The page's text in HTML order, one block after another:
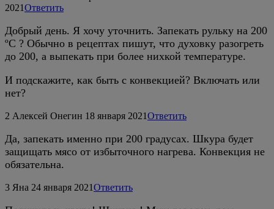
2021Ответить
Добрый день. Я хочу уточнить. Запекать рульку на 200
ºС ? Обычно в рецептах пишут, что духовку разогреть
до 200, а выпекать при более нихкой температуре.
И подскажите, как быть с конвекцией? Включать или
нет?
2 Алексей Онегин 18 января 2021Ответить
Да, запекать именно при 200 градусах. Шкура будет
защищать мясо от избыточного нагрева. Конвекция не
обязательна.
3 Яна 24 января 2021Ответить